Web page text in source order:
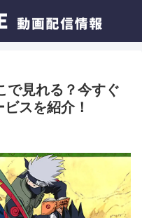
で見れる？今すぐ
スを紹介！